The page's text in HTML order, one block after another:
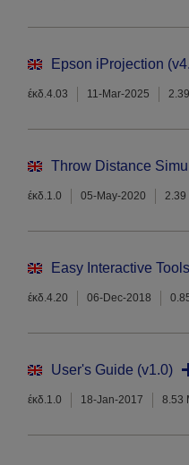
Epson iProjection
έκδ.4.03 11-Mar-2025
Throw Distance
έκδ.1.0 05-May-2020 2.39
Easy Interactive
έκδ.4.20 06-Dec-2018
User's Guide (v1.0)
έκδ.1.0 18-Jan-2017 8.53